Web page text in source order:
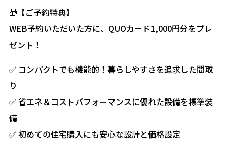
🎁【ご予約特典】
WEB予約いただいた方に、QUOカード1,000円分をプレ
ゼント！
✅ コンパクトでも機能的！暮らしやすさを追求した間取
り
✅ 省エネ＆コストパフォーマンスに優れた設備を標準装
備
✅ 初めての住宅購入にも安心な設計と価格設定